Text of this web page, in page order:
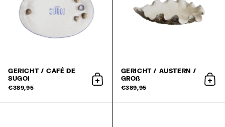
GERICHT / CAFÉ DE
SUGOI
€389,95
In den Warenkorb
GERICHT / AUSTERN /
GROß
€389,95
In